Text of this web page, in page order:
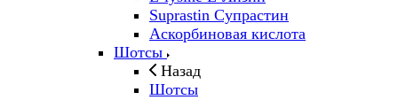
Suprastin Супрастин
Аскорбиновая кислота
Шотсы
Назад
Шотсы